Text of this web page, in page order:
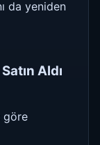
da yeniden
Aldı
göre